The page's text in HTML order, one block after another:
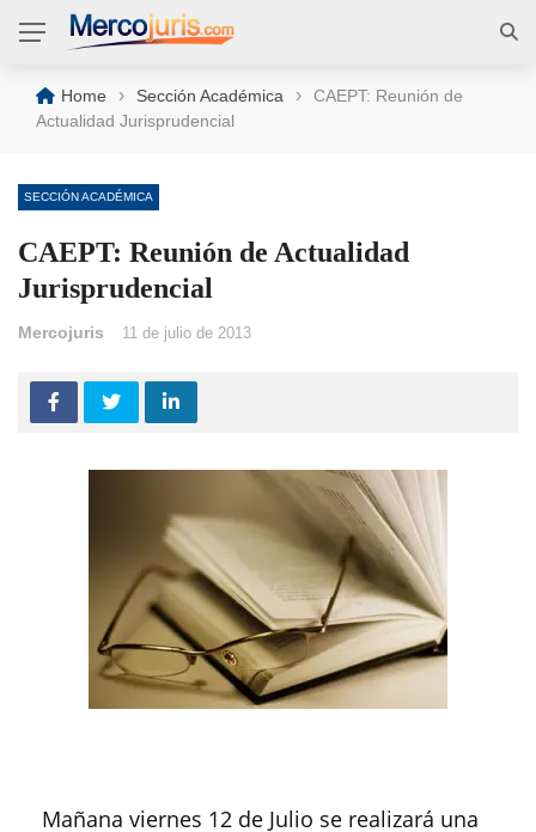
Home › Sección Académica ›
CAEPT: Reunión de
Actualidad Jurisprudencial
SECCIÓN ACADÉMICA
CAEPT: Reunión de Actualidad
Jurisprudencial
Mercojuris 11 de julio de 2013
Mañana viernes 12 de Julio se realizará una